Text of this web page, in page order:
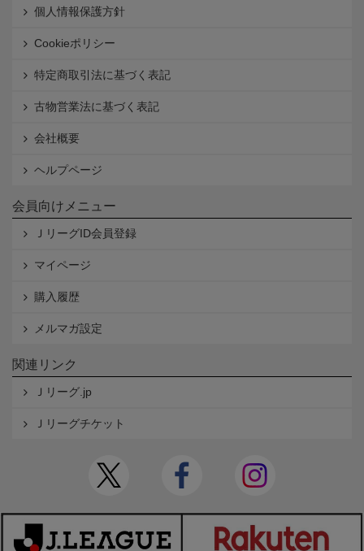
個人情報保護方針
Cookieポリシー
特定商取引法に基づく表記
古物営業法に基づく表記
会社概要
ヘルプページ
会員向けメニュー
ＪリーグID会員登録
マイページ
購入履歴
メルマガ設定
関連リンク
Ｊリーグ.jp
Ｊリーグチケット